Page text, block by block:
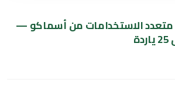
الاستخدامات من أسماكو —